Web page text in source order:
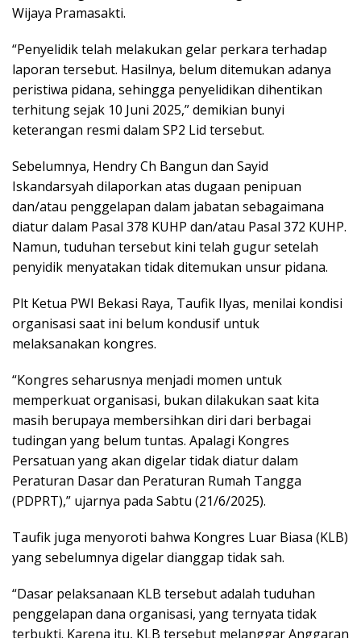
Wijaya Pramasakti.
“Penyelidik telah melakukan gelar perkara terhadap
laporan tersebut. Hasilnya, belum ditemukan adanya
peristiwa pidana, sehingga penyelidikan dihentikan
terhitung sejak 10 Juni 2025,” demikian bunyi
keterangan resmi dalam SP2 Lid tersebut.
Sebelumnya, Hendry Ch Bangun dan Sayid
Iskandarsyah dilaporkan atas dugaan penipuan
dan/atau penggelapan dalam jabatan sebagaimana
diatur dalam Pasal 378 KUHP dan/atau Pasal 372 KUHP.
Namun, tuduhan tersebut kini telah gugur setelah
penyidik menyatakan tidak ditemukan unsur pidana.
Plt Ketua PWI Bekasi Raya, Taufik Ilyas, menilai kondisi
organisasi saat ini belum kondusif untuk
melaksanakan kongres.
“Kongres seharusnya menjadi momen untuk
memperkuat organisasi, bukan dilakukan saat kita
masih berupaya membersihkan diri dari berbagai
tudingan yang belum tuntas. Apalagi Kongres
Persatuan yang akan digelar tidak diatur dalam
Peraturan Dasar dan Peraturan Rumah Tangga
(PDPRT),” ujarnya pada Sabtu (21/6/2025).
Taufik juga menyoroti bahwa Kongres Luar Biasa (KLB)
yang sebelumnya digelar dianggap tidak sah.
“Dasar pelaksanaan KLB tersebut adalah tuduhan
penggelapan dana organisasi, yang ternyata tidak
terbukti. Karena itu, KLB tersebut melanggar Anggaran